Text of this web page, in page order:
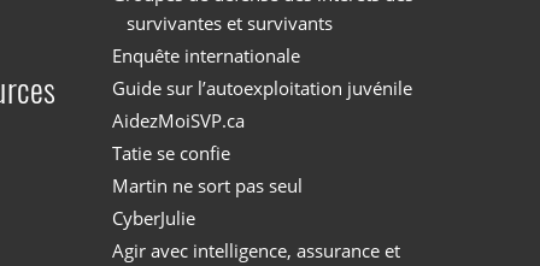
survivantes et survivants
Enquête internationale
Guide sur l’autoexploitation juvénile
AidezMoiSVP.ca
Tatie se confie
Martin ne sort pas seul
CyberJulie
Agir avec intelligence, assurance et